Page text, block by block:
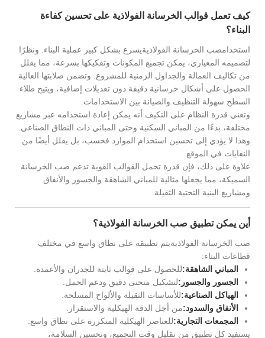
كيف تعمل قوالب الخرسانة الفولاذية على تحسين كفاءة
البناء؟
استخدامصب الخرسانة الفولاذيةيسرع بشكل كبير عملية البناء. ونظرًا
لتصميمه المعياري، يمكن تجميع المكونات وتفكيكها بسرعة، مما يقلل
من تكاليف العمالة والجداول الزمنية للمشروع. وتضمن صلابتها العالية
الحصول على أشكال خرسانية دقيقة دون تعديلات إضافية، ويتيح طلاء
السطح سهولة التنظيف والصيانة بين الاستخدامات.
وتعني قدرة النظام على التكيف أنه يمكن إعادة استخدامه عبر مشاريع
مختلفة، بدءًا من المباني السكنية وحتى المباني ذات النطاق الصناعي.
وهذا لا يؤدي إلى تحسين استخدام الموارد فحسب، بل يقلل أيضًا من
النفايات في الموقع.
علاوة على ذلك، فإن قدرة تحمل القوالب القوية تدعم صب الخرسانة
السميكة، مما يجعلها مثالية للمباني الشاهقة والجسور والأنفاق
ومشاريع البنية التحتية الثقيلة.
أين يمكن تطبيق صب الخرسانة الفولاذية؟
صب الخرسانة الفولاذيةيتم تطبيقه على نطاق واسع في مختلف
قطاعات البناء:
المباني الشاهقة:للحصول على قوالب ثابتة للجدران والأعمدة.
الجسور والجسور:لتشكيل منحنى دقيق ودعم الحمل.
الهياكل الصناعية:للأساسات الثقيلة والألواح المسلحة.
الأنفاق والسدود:من أجل الدقة الهيكلية والاستقرار.
المجمعات التجارية:للعناصر الهيكلية المتكررة على نطاق واسع.
يستفيد كل تطبيق من تقليل وقت التجميع، وتحسين السلامة،